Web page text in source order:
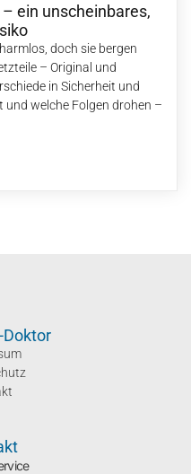
ein unscheinbares,
doch sie bergen
– Original und
in Sicherheit und
und welche Folgen drohen –